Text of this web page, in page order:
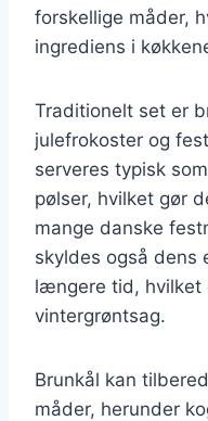
forskellige måder,
ingrediens i
Traditionelt set er
julefrokoster og
serveres typisk
pølser, hvilket gør
mange danske
skyldes også dens
længere tid, hvilket
vintergrøntsag.
Brunkål kan
måder, herunder